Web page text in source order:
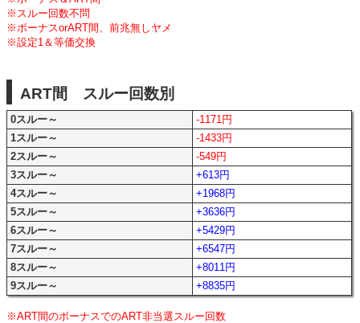
※スルー回数不問
※ボーナスorART間、前兆無しヤメ
※設定1＆等価交換
ART間 スルー回数別
0スルー～
-1171円
1スルー～
-1433円
2スルー～
-549円
3スルー～
+613円
4スルー～
+1968円
5スルー～
+3636円
6スルー～
+5429円
7スルー～
+6547円
8スルー～
+8011円
9スルー～
+8835円
※ART間のボーナスでのART非当選スルー回数